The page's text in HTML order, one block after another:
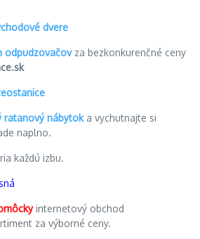
dvere
odpudzovačovza bezkonkurenčné ceny
ratanový nábytoka vychutnajte si
naplno.
každú izbu.
internetový obchod
za výborné ceny.